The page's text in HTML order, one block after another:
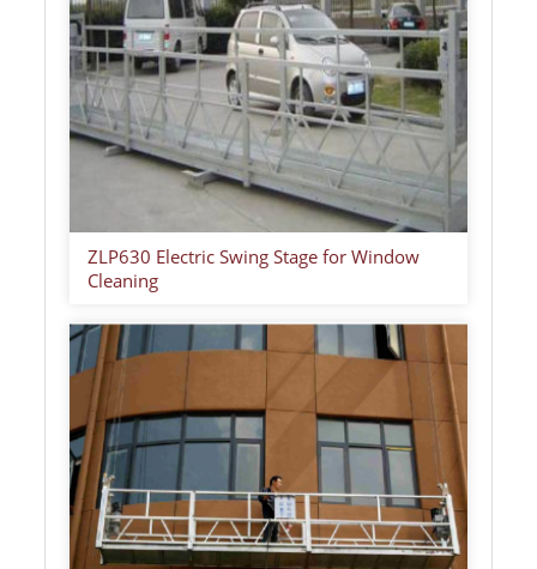
ZLP630 Electric Swing Stage for Window
Cleaning